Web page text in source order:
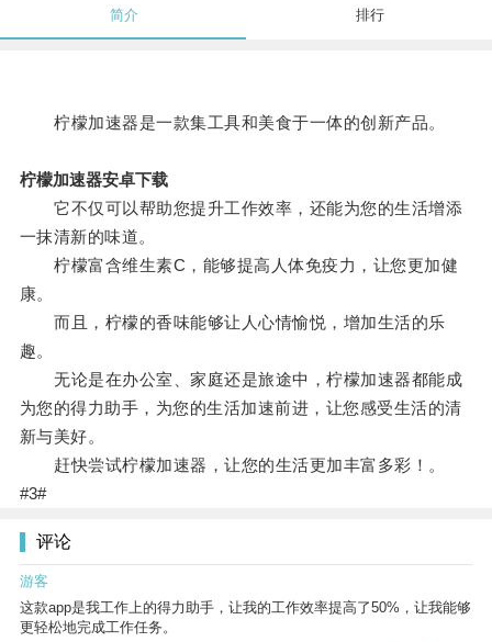
简介 排行
柠檬加速器是一款集工具和美食于一体的创新产品。
柠檬加速器安卓下载
它不仅可以帮助您提升工作效率，还能为您的生活增添
一抹清新的味道。
柠檬富含维生素C，能够提高人体免疫力，让您更加健
康。
而且，柠檬的香味能够让人心情愉悦，增加生活的乐
趣。
无论是在办公室、家庭还是旅途中，柠檬加速器都能成
为您的得力助手，为您的生活加速前进，让您感受生活的清
新与美好。
赶快尝试柠檬加速器，让您的生活更加丰富多彩！。
#3#
评论
游客
这款app是我工作上的得力助手，让我的工作效率提高了50%，让我能够
更轻松地完成工作任务。